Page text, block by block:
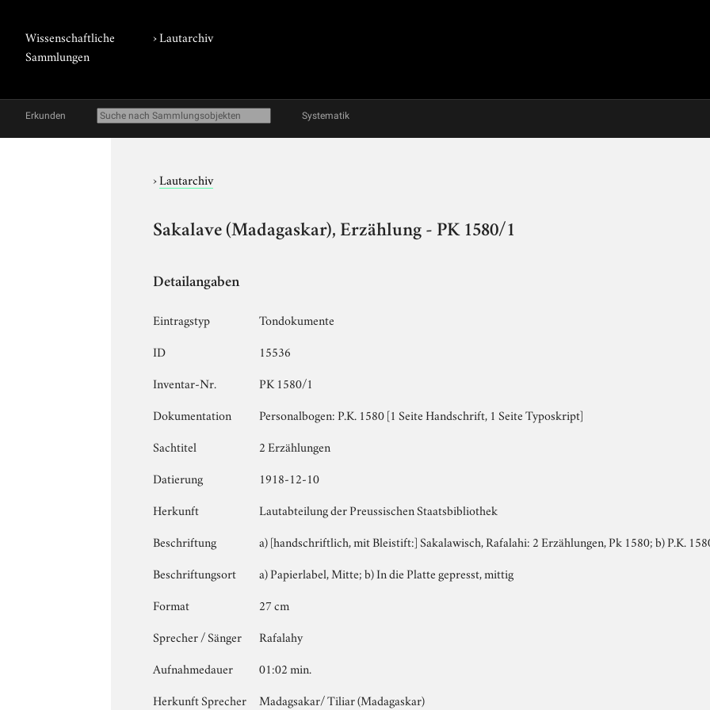
Wissenschaftliche
Sammlungen
›Lautarchiv
Erkunden Systematik
›Lautarchiv
Sakalave (Madagaskar), Erzählung - PK 1580/1
Detailangaben
Eintragstyp
Tondokumente
ID
15536
Inventar-Nr.
PK 1580/1
Dokumentation
Personalbogen: P.K. 1580 [1 Seite Handschrift, 1 Seite Typoskript]
Sachtitel
2 Erzählungen
Datierung
1918-12-10
Herkunft
Lautabteilung der Preussischen Staatsbibliothek
Beschriftung
a) [handschriftlich, mit Bleistift:] Sakalawisch, Rafalahi: 2 Erzählungen, Pk 1580; b) P.K.
Beschriftungsort
a) Papierlabel, Mitte; b) In die Platte gepresst, mittig
Format
27 cm
Sprecher / Sänger
Rafalahy
Aufnahmedauer
01:02 min.
Herkunft Sprecher
Madagsakar/ Tiliar (Madagaskar)